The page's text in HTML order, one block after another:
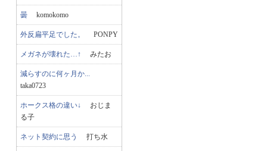
曇 komokomo
外反扁平足でした。 PONPY
メガネが壊れた…↑ みたお
減らすのに何ヶ月か...
taka0723
ホークス格の違い↓ おじま
る子
ネット契約に思う 打ち水